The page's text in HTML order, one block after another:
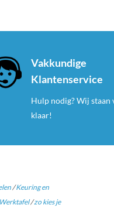
Vakkundige
Klantenservice
Hulp nodig? Wij staan
klaar!
/Keuring en
/zo kies je